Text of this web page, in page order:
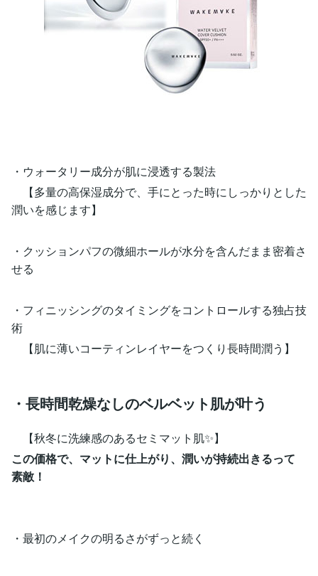
・ウォータリー成分が肌に浸透する製法
【多量の高保湿成分で、手にとった時にしっかりとした
潤いを感じます】
・クッションパフの微細ホールが水分を含んだまま密着さ
せる
・フィニッシングのタイミングをコントロールする独占技
術
【肌に薄いコーティンレイヤーをつくり長時間潤う】
・長時間乾燥なしのベルベット肌が叶う
【秋冬に洗練感のあるセミマット肌✨】
この価格で、マットに仕上がり、潤いが持続出きるって
素敵！
・最初のメイクの明るさがずっと続く